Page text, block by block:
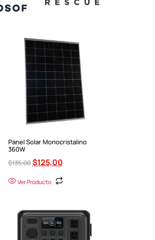
Panel Solar Monocristalino
360W
$135,00$125,00
Ver Producto